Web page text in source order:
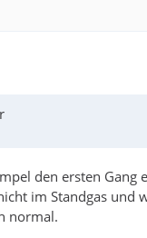
den ersten Gang
im Standgas
normal.